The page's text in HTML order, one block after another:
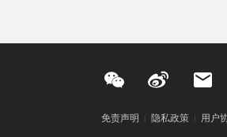
免责声明 隐私政策 用户